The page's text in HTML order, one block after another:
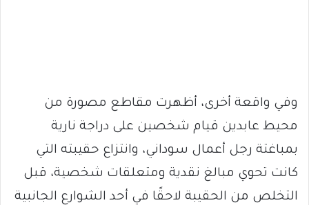
وفي واقعة أخرى، أظهرت مقاطع مصورة من
محيط عابدين قيام شخصين على دراجة نارية
بمباغتة رجل أعمال سوداني، وانتزاع حقيبته التي
كانت تحوي مبالغ نقدية ومتعلقات شخصية، قبل
التخلص من الحقيبة لاحقًا في أحد الشوارع الجانبية